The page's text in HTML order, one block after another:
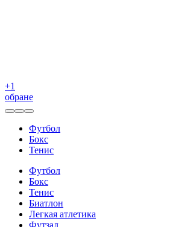
+1
обране
Футбол
Бокс
Тенис
Футбол
Бокс
Тенис
Биатлон
Легкая атлетика
Футзал